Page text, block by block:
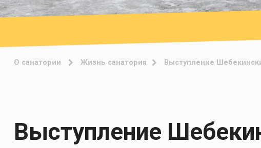
О санатории Жизнь санатория Выступление
Выступление